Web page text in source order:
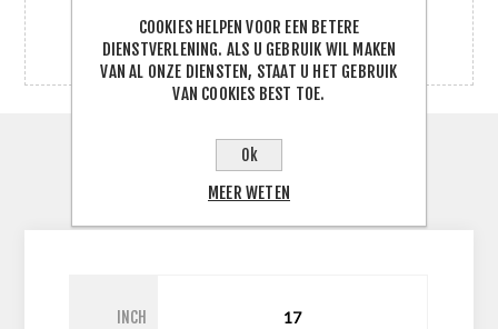
VEILIG BESTELLEN EN BETALEN!
SNELLE EN DIRECTE SERVICE!
SPECIFICATIES
CONTACTEER ONS
INCH 17
COOKIES HELPEN VOOR EEN BETERE
DIENSTVERLENING. ALS U GEBRUIK WIL MAKEN
VAN AL ONZE DIENSTEN, STAAT U HET GEBRUIK
VAN COOKIES BEST TOE.
Ok
MEER WETEN